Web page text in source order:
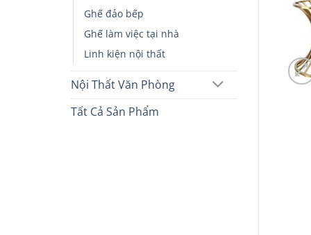
Ghế đảo bếp
Ghế làm việc tại nhà
Linh kiện nội thất
Nội Thất Văn Phòng
Tất Cả Sản Phẩm